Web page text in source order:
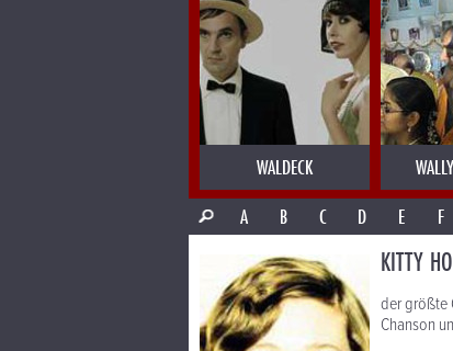
WALDECK
A
B C D E F
KITTY
der größte
Chanson